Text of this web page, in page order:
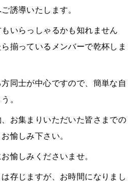
誘導いたします。
いらっしゃるかも知れません
揃っているメンバーで乾杯しま
同士が中心ですので、簡単な自
。
お集まりいただいた皆さまでの
愉しみ下さい。
愉しみくださいませ。
存じますが、お時間になりまし